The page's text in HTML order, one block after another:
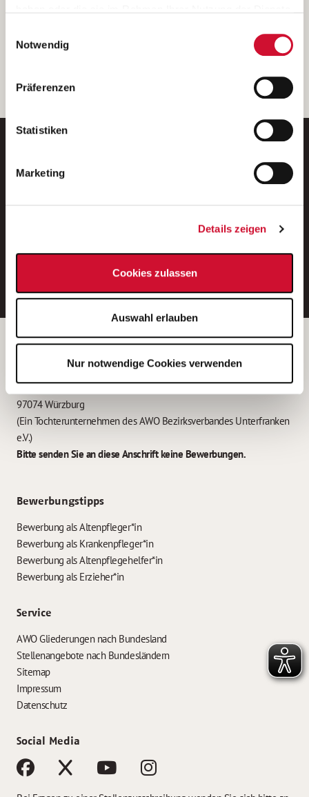
Wenn Sie auf „Cookies zulassen“ klicken, so stimmen
Sie der Speicherung sämtlicher Cookies zu. Sie können
Ihre Einwilligung selbstverständlich jederzeit widerrufen,
indem Sie die Cookie-Einstellungen aufrufen und diese
unserer
Notwendig
Präferenzen
Statistiken
Marketing
Details zeigen
Cookies zulassen
Auswahl erlauben
Nur notwendige Cookies verwenden
Weitere Details können Sie der
entnehmen.
E-Mail-Adresse eintragen
Betreiber der Webseite
Garitz Bewirtschaftungsbetriebe GmbH
Kantstraße 45a
97074 Würzburg
(Ein Tochterunternehmen des AWO Bezirksverbandes Unterfranken
e.V.)
Bitte senden Sie an diese Anschrift keine Bewerbungen.
Bewerbungstipps
Bewerbung als Altenpfleger*in
Bewerbung als Krankenpfleger*in
Bewerbung als Altenpflegehelfer*in
Bewerbung als Erzieher*in
Service
AWO Gliederungen nach Bundesland
Stellenangebote nach Bundesländern
Sitemap
Impressum
Datenschutz
Social Media